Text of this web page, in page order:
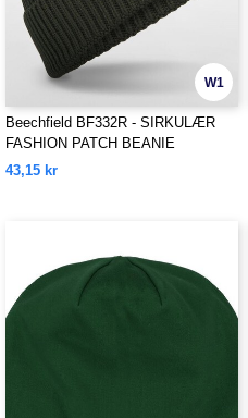
W1
Beechfield BF332R - SIRKULÆR
FASHION PATCH BEANIE
43,15 kr